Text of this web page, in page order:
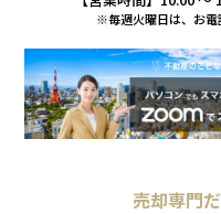
※毎週火曜日は、お電
売却専門